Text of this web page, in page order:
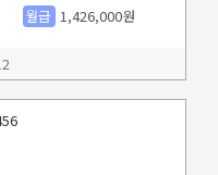
월급 1,426,000원